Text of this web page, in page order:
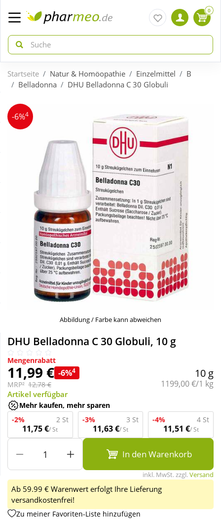
zurück
ÜBERSICHT AKTIONEN
Gratis dazu
Neuheiten
Schnäppchen
Sparsets
Täglich gut versorgt
zurück
ÜBERSICHT KATEGORIEN
Bio & Genuss
Diabetes
Körperpflege & Kosmetik
Liebe & Erotik
Mutter & Kind
Nahrungsergänzung
Natur & Homöopathie
Sanitätshaus
Sport & Fitness
Tierbedarf
Wellness
0
Startseite Natur & Homöopathie Einzelmittel
B
Belladonna
DHU Belladonna C 30 Globuli
-6%4
Abbildung / Farbe kann abweichen
DHU Belladonna C 30 Globuli, 10 g
Mengenrabatt
11,99 € -6%4
MRP² 12,78 €
10 g
Grundpreis:
1199,00 €/1 kg
Artikel verfügbar
Mehr kaufen, mehr sparen
-2%
2 St
11,75 €/ St
-3% 3 St
11,63 €/ St
-4% 4 St
11,51 €/ St
In den Warenkorb
inkl. MwSt. zzgl.Versand
Ab 59.99 € Warenwert erfolgt Ihre Lieferung
versandkostenfrei!
Zu meiner Favoriten-Liste hinzufügen